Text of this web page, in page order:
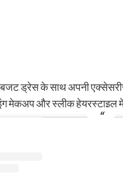
बजट ड्रेस के साथ अपनी
मेकअप और स्लीक